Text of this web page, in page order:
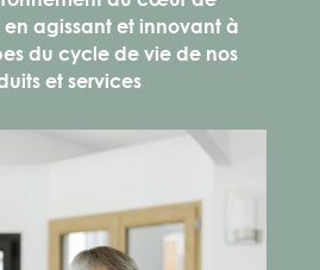
agissant et innovant à
du cycle de vie de nos
et services